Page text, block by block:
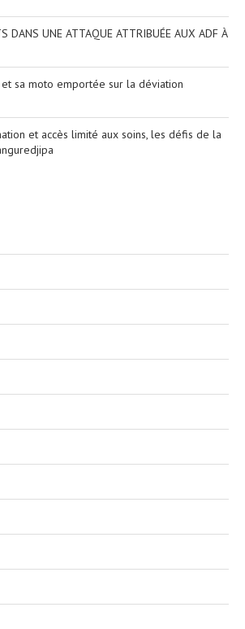
DANS UNE ATTAQUE ATTRIBUÉE AUX ADF À
et sa moto emportée sur la déviation
et accès limité aux soins, les défis de la